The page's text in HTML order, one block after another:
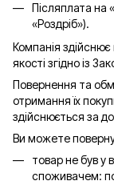
Післяплата на
«Роздріб»).
Компанія
якості згідно із
Повернення та
отримання їх
здійснюється за
Ви можете
товар не був у
споживачем: